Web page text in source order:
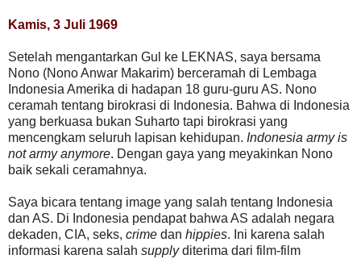
Kamis, 3 Juli 1969
Setelah mengantarkan Gul ke LEKNAS, saya bersama
Nono (Nono Anwar Makarim) berceramah di Lembaga
Indonesia Amerika di hadapan 18 guru-guru AS. Nono
ceramah tentang birokrasi di Indonesia. Bahwa di Indonesia
yang berkuasa bukan Suharto tapi birokrasi yang
mencengkam seluruh lapisan kehidupan. Indonesia army is
not army anymore. Dengan gaya yang meyakinkan Nono
baik sekali ceramahnya.
Saya bicara tentang image yang salah tentang Indonesia
dan AS. Di Indonesia pendapat bahwa AS adalah negara
dekaden, CIA, seks, crime dan hippies. Ini karena salah
informasi karena salah supplyditerima dari film-film